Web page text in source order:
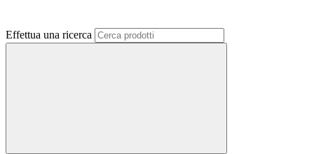
Effettua una ricerca